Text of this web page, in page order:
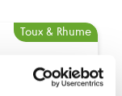
Toux & Rhume